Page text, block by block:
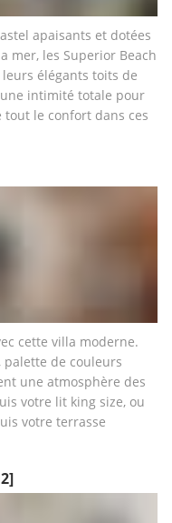
apaisants et dotées
mer, les Superior Beach
élégants toits de
intimité totale pour
tout le confort dans ces
cette villa moderne.
de couleurs
une atmosphère des
votre lit king size, ou
votre terrasse